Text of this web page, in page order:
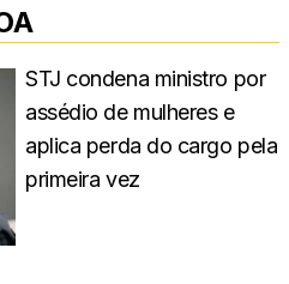
STJ condena ministro por
assédio de mulheres e
aplica perda do cargo pela
primeira vez